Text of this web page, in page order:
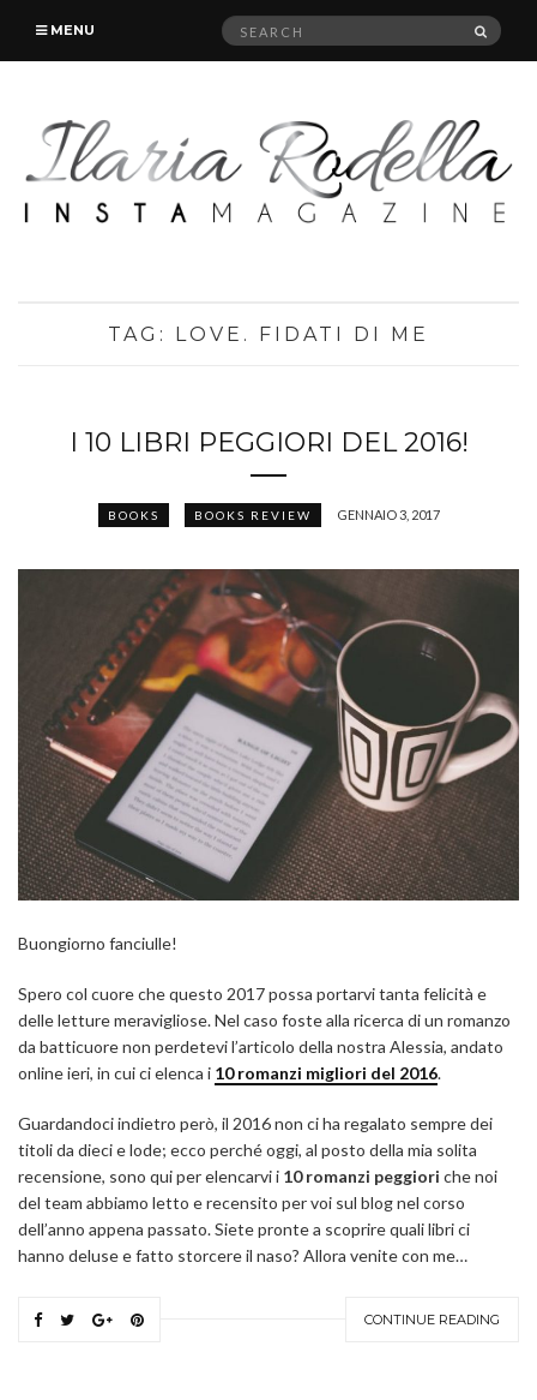
MENU
Search
TAG: LOVE. FIDATI DI ME
I 10 LIBRI PEGGIORI DEL 2016!
BOOKS BOOKS REVIEW GENNAIO 3, 2017
Buongiorno fanciulle!
Spero col cuore che questo 2017 possa portarvi tanta felicità e
delle letture meravigliose. Nel caso foste alla ricerca di un romanzo
da batticuore non perdetevi l’articolo della nostra Alessia, andato
online ieri, in cui ci elenca i 10 romanzi migliori del 2016.
Guardandoci indietro però, il 2016 non ci ha regalato sempre dei
titoli da dieci e lode; ecco perché oggi, al posto della mia solita
recensione, sono qui per elencarvi i 10 romanzi peggiori che noi
del team abbiamo letto e recensito per voi sul blog nel corso
dell’anno appena passato. Siete pronte a scoprire quali libri ci
hanno deluse e fatto storcere il naso? Allora venite con me…
CONTINUE READING